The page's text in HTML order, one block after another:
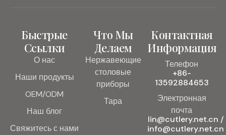
Быстрые
Ссылки
О нас
Наши продукты
OEM/ODM
Наш блог
Свяжитесь с нами
Что Мы
Делаем
Нержавеющие
столовые
приборы
Тара
Контактная
Информация
Телефон
+86-
13592884653
Электронная
почта
lin@cutlery.net.cn /
info@cutlery.net.cn